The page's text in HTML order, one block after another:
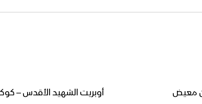
معيض أوبريت الشهيد الأقدس –